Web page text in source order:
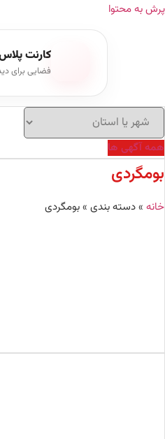
پرش به محتوا
کارنت
فضایی برای
همه آگهی ها
بومگردی
خانه »دسته بندی »بومگردی